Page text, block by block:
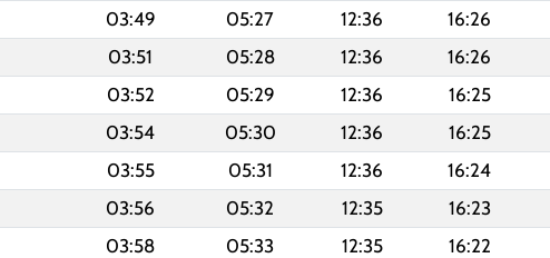
03:49 05:27 12:36 16:26
03:51 05:28 12:36 16:26
03:52 05:29 12:36 16:25
03:54 05:30 12:36 16:25
03:55 05:31 12:36 16:24
03:56 05:32 12:35 16:23
03:58 05:33 12:35 16:22